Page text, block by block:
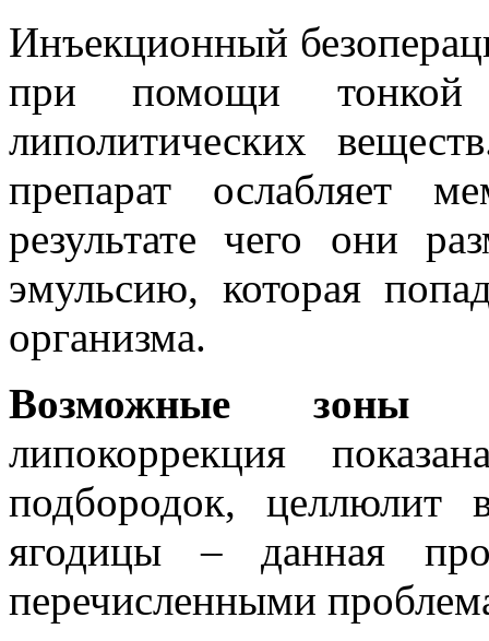
Инъекционный
при помощи
липолитических
препарат ослабляет
результате чего они
эмульсию, которая
организма.
Возможные зоны
липокоррекция
подбородок, целлюлит
ягодицы – данная
перечисленными